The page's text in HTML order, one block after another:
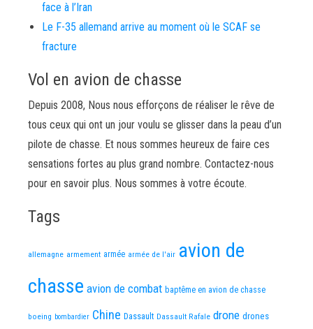
face à l’Iran
Le F-35 allemand arrive au moment où le SCAF se
fracture
Vol en avion de chasse
Depuis 2008, Nous nous efforçons de réaliser le rêve de
tous ceux qui ont un jour voulu se glisser dans la peau d’un
pilote de chasse. Et nous sommes heureux de faire ces
sensations fortes au plus grand nombre. Contactez-nous
pour en savoir plus. Nous sommes à votre écoute.
Tags
allemagne armement armée armée de l'air avion de
chasse avion de combat baptême en avion de chasse
boeing bombardier Chine Dassault Dassault Rafale drone drones